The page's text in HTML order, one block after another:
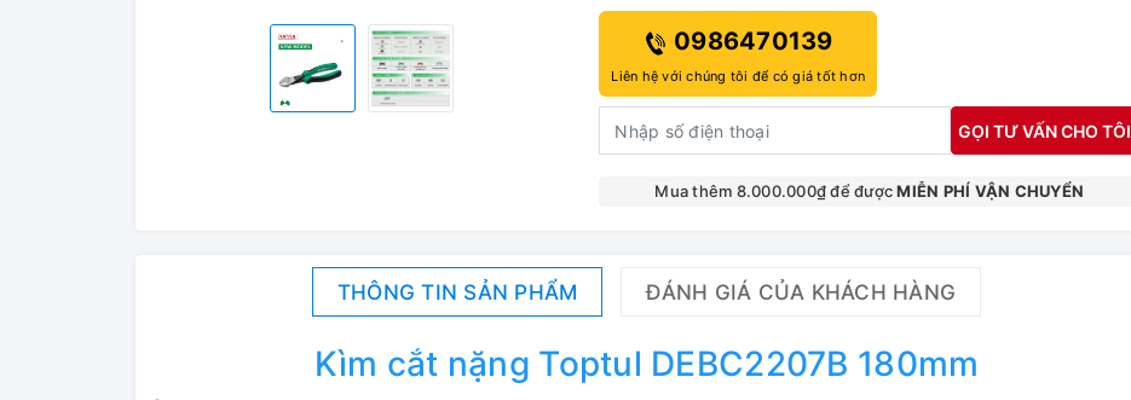
0986470139
Liên hệ với chúng tôi để có giá tốt hơn
GỌI TƯ VẤN CHO TÔI
Mua thêm 8.000.000₫ để đượcMIỄN PHÍ VẬN CHUYỂN
THÔNG TIN SẢN PHẨM ĐÁNH GIÁ CỦA KHÁCH HÀNG
Kìm cắt nặng Toptul DEBC2207B 180mm